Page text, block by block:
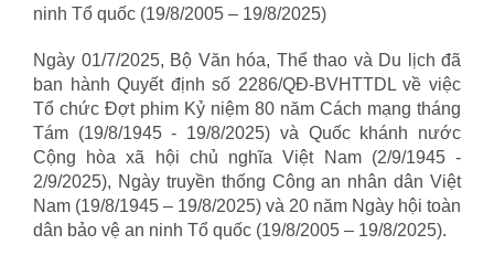
ninh Tổ quốc (19/8/2005 – 19/8/2025)
Ngày 01/7/2025, Bộ Văn hóa, Thể thao và Du lịch đã
ban hành Quyết định số 2286/QĐ-BVHTTDL về việc
Tổ chức Đợt phim Kỷ niệm 80 năm Cách mạng tháng
Tám (19/8/1945 - 19/8/2025) và Quốc khánh nước
Cộng hòa xã hội chủ nghĩa Việt Nam (2/9/1945 -
2/9/2025), Ngày truyền thống Công an nhân dân Việt
Nam (19/8/1945 – 19/8/2025) và 20 năm Ngày hội toàn
dân bảo vệ an ninh Tổ quốc (19/8/2005 – 19/8/2025).